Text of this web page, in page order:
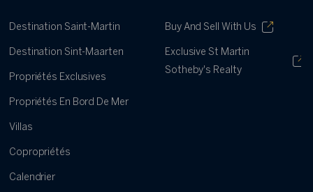
Destination Saint-Martin
Destination Sint-Maarten
Propriétés Exclusives
Propriétés En Bord De Mer
Villas
Copropriétés
Calendrier
Buy And Sell With Us
Exclusive St Martin
Sotheby's Realty